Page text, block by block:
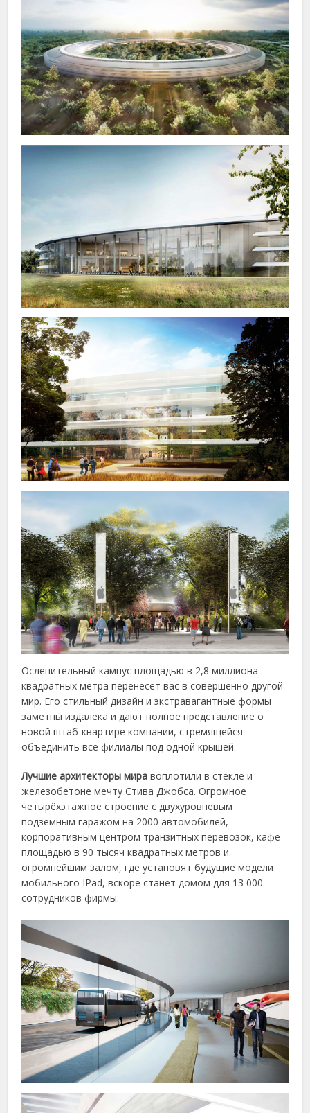
Ослепительный кампус площадью в 2,8 миллиона
квадратных метра перенесёт вас в совершенно другой
мир. Его стильный дизайн и экстравагантные формы
заметны издалека и дают полное представление о
новой штаб-квартире компании, стремящейся
объединить все филиалы под одной крышей.
Лучшие архитекторы мира воплотили в стекле и
железобетоне мечту Стива Джобса. Огромное
четырёхэтажное строение с двухуровневым
подземным гаражом на 2000 автомобилей,
корпоративным центром транзитных перевозок, кафе
площадью в 90 тысяч квадратных метров и
огромнейшим залом, где установят будущие модели
мобильного IPad, вскоре станет домом для 13 000
сотрудников фирмы.